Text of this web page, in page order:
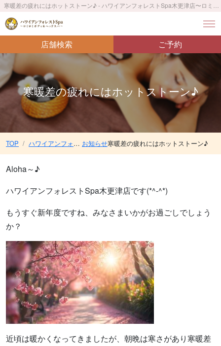
店舗検索 ご予約
寒暖差の疲れにはホットストーン♪
TOP ハワイアンフォレストSpa木更津店〜ロミロミボディ＆ヘッドスパ〜／木更津駅 車12分 お知らせ寒暖差の疲れにはホットストーン♪
Aloha～♪
ハワイアンフォレストSpa木更津店です(*^-^*)
もうすぐ新年度ですね、みなさまいかがお過ごしでしょう
か？
近頃は暖かくなってきましたが、朝晩は寒さがあり寒暖差